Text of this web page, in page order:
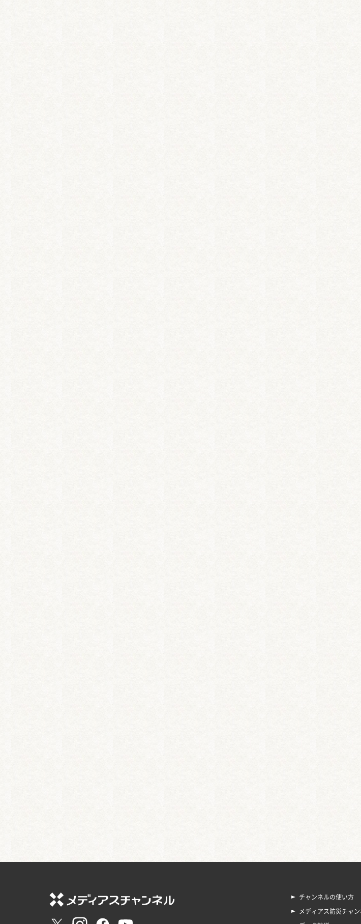
チャンネルの使い方
メディアス防災チャ